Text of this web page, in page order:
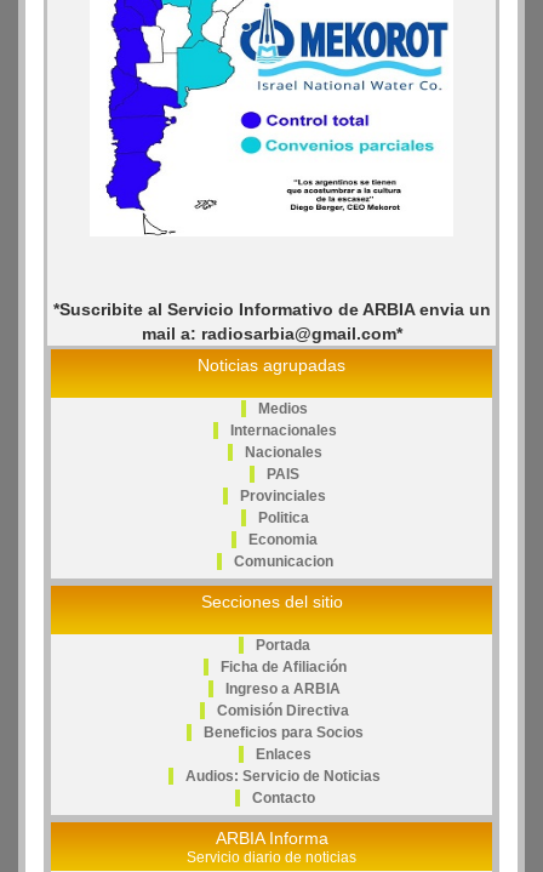
*Suscribite al Servicio Informativo de ARBIA envia un
mail a: radiosarbia@gmail.com*
Noticias agrupadas
Medios
Internacionales
Nacionales
PAIS
Provinciales
Politica
Economia
Comunicacion
Secciones del sitio
Portada
Ficha de Afiliación
Ingreso a ARBIA
Comisión Directiva
Beneficios para Socios
Enlaces
Audios: Servicio de Noticias
Contacto
ARBIA Informa
Servicio diario de noticias